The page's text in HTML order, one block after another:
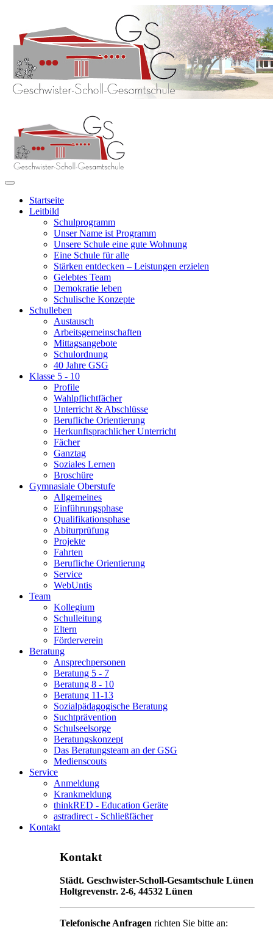
Startseite
Leitbild
Schulprogramm
Unser Name ist Programm
Unsere Schule eine gute Wohnung
Eine Schule für alle
Stärken entdecken – Leistungen erzielen
Gelebtes Team
Demokratie leben
Schulische Konzepte
Schulleben
Austausch
Arbeitsgemeinschaften
Mittagsangebote
Schulordnung
40 Jahre GSG
Klasse 5 - 10
Profile
Wahlpflichtfächer
Unterricht & Abschlüsse
Berufliche Orientierung
Herkunftsprachlicher Unterricht
Fächer
Ganztag
Soziales Lernen
Broschüre
Gymnasiale Oberstufe
Allgemeines
Einführungsphase
Qualifikationsphase
Abiturprüfung
Projekte
Fahrten
Berufliche Orientierung
Service
WebUntis
Team
Kollegium
Schulleitung
Eltern
Förderverein
Beratung
Ansprechpersonen
Beratung 5 - 7
Beratung 8 - 10
Beratung 11-13
Sozialpädagogische Beratung
Suchtprävention
Schulseelsorge
Beratungskonzept
Das Beratungsteam an der GSG
Medienscouts
Service
Anmeldung
Krankmeldung
thinkRED - Education Geräte
astradirect - Schließfächer
Kontakt
Kontakt
Städt. Geschwister-Scholl-Gesamtschule Lünen
Holtgrevenstr. 2-6, 44532 Lünen
Telefonische Anfragen richten Sie bitte an: